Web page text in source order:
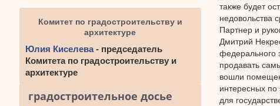
также будет
недовольства
Партнер и
Дмитрий
федерального
продавать
вошли
интересных
для
Комитет по градостроительству и
архитектуре
Юлия Киселева- председатель
Комитета по градостроительству и
архитектуре
градостроительное досье